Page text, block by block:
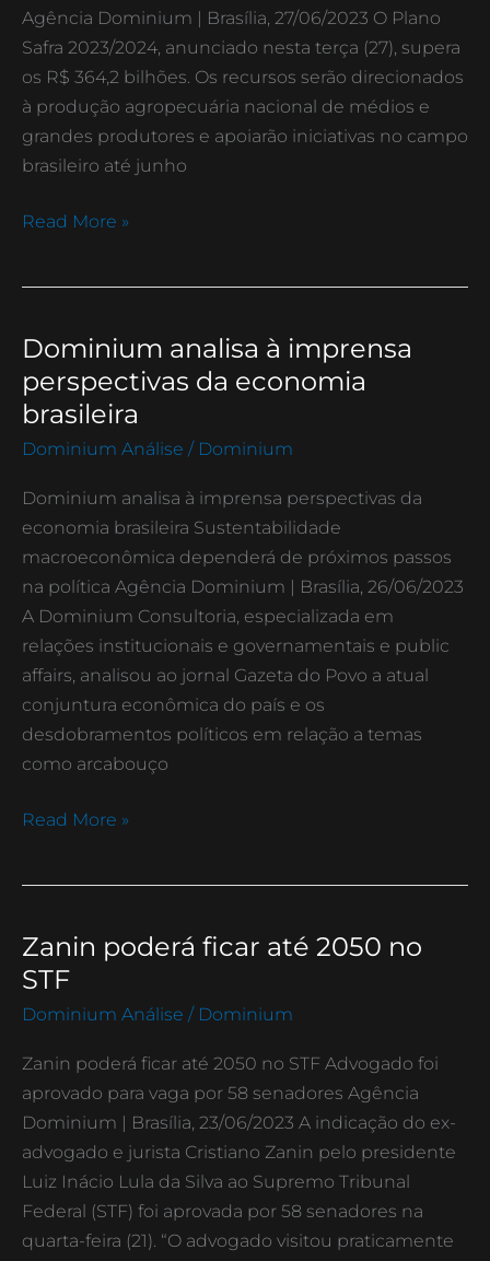
Agência Dominium | Brasília, 27/06/2023 O Plano
Safra 2023/2024, anunciado nesta terça (27), supera
os R$ 364,2 bilhões. Os recursos serão direcionados
à produção agropecuária nacional de médios e
grandes produtores e apoiarão iniciativas no campo
brasileiro até junho
364,2
bi
Read More »
Dominium analisa à imprensa
perspectivas da economia
brasileira
Dominium Análise / Dominium
Dominium analisa à imprensa perspectivas da
economia brasileira Sustentabilidade
macroeconômica dependerá de próximos passos
na política Agência Dominium | Brasília, 26/06/2023
A Dominium Consultoria, especializada em
relações institucionais e governamentais e public
affairs, analisou ao jornal Gazeta do Povo a atual
conjuntura econômica do país e os
desdobramentos políticos em relação a temas
como arcabouço
Dominium
analisa
à
da
economia
brasileira
Read More »
Zanin poderá ficar até 2050 no
STF
Dominium Análise / Dominium
Zanin poderá ficar até 2050 no STF Advogado foi
aprovado para vaga por 58 senadores Agência
Dominium | Brasília, 23/06/2023 A indicação do ex-
advogado e jurista Cristiano Zanin pelo presidente
Luiz Inácio Lula da Silva ao Supremo Tribunal
Federal (STF) foi aprovada por 58 senadores na
quarta-feira (21). “O advogado visitou praticamente
Zanin
poderá
ficar
2050
no
STF